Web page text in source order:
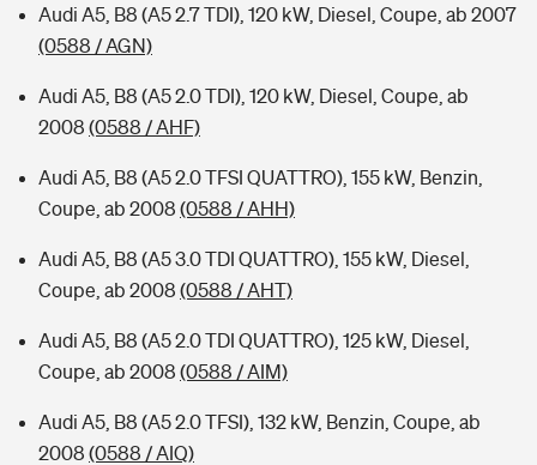
Audi A5, B8 (A5 2.7 TDI), 120 kW, Diesel, Coupe, ab 2007
(0588 / AGN)
Audi A5, B8 (A5 2.0 TDI), 120 kW, Diesel, Coupe, ab
2008 (0588 / AHF)
Audi A5, B8 (A5 2.0 TFSI QUATTRO), 155 kW, Benzin,
Coupe, ab 2008 (0588 / AHH)
Audi A5, B8 (A5 3.0 TDI QUATTRO), 155 kW, Diesel,
Coupe, ab 2008 (0588 / AHT)
Audi A5, B8 (A5 2.0 TDI QUATTRO), 125 kW, Diesel,
Coupe, ab 2008 (0588 / AIM)
Audi A5, B8 (A5 2.0 TFSI), 132 kW, Benzin, Coupe, ab
2008 (0588 / AIQ)